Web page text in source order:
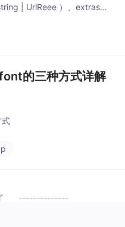
| UrlReee ）、extras
成true；导航失败或者出错
的三种方式详解
式